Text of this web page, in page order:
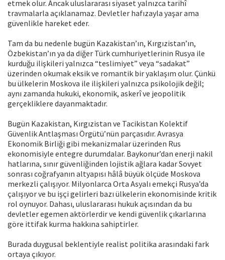
etmek olur. Ancak uluslararası siyaset yalnızca tarihî
travmalarla açıklanamaz. Devletler hafızayla yaşar ama
güvenlikle hareket eder.
Tam da bu nedenle bugün Kazakistan’ın, Kırgızistan’ın,
Özbekistan’ın ya da diğer Türk cumhuriyetlerinin Rusya ile
kurduğu ilişkileri yalnızca “teslimiyet” veya “sadakat”
üzerinden okumak eksik ve romantik bir yaklaşım olur. Çünkü
bu ülkelerin Moskova ile ilişkileri yalnızca psikolojik değil;
aynı zamanda hukuki, ekonomik, askerî ve jeopolitik
gerçekliklere dayanmaktadır.
Bugün Kazakistan, Kırgızistan ve Tacikistan Kolektif
Güvenlik Antlaşması Örgütü’nün parçasıdır. Avrasya
Ekonomik Birliği gibi mekanizmalar üzerinden Rus
ekonomisiyle entegre durumdalar. Baykonur’dan enerji nakil
hatlarına, sınır güvenliğinden lojistik ağlara kadar Sovyet
sonrası coğrafyanın altyapısı hâlâ büyük ölçüde Moskova
merkezli çalışıyor. Milyonlarca Orta Asyalı emekçi Rusya’da
çalışıyor ve bu işçi gelirleri bazı ülkelerin ekonomisinde kritik
rol oynuyor. Dahası, uluslararası hukuk açısından da bu
devletler egemen aktörlerdir ve kendi güvenlik çıkarlarına
göre ittifak kurma hakkına sahiptirler.
Burada duygusal beklentiyle realist politika arasındaki fark
ortaya çıkıyor.